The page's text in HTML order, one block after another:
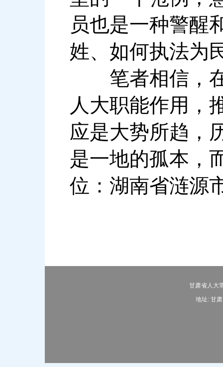
员也是一种警醒
姓、如何执法为
笔者相信，在
人大职能作用，
应是大势所趋，
是一地的孤本，
位：湖南省涟源
甘肃省人大
地址: 甘